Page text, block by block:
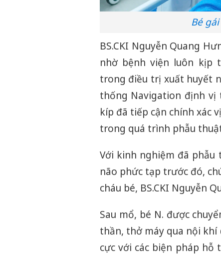
Bé
BS.CKI Nguyễn Quang
nhờ bệnh viện luôn kịp
trong điều trị xuất huyết
thống Navigation định vị
kíp đã tiếp cận chính xác
trong quá trình phẫu
Với kinh nghiệm đã
não phức tạp trước đó,
cháu bé, BS.CKI Nguyễn
Sau mổ, bé N. được
thần, thở máy qua nội
cực với các biện pháp hỗ